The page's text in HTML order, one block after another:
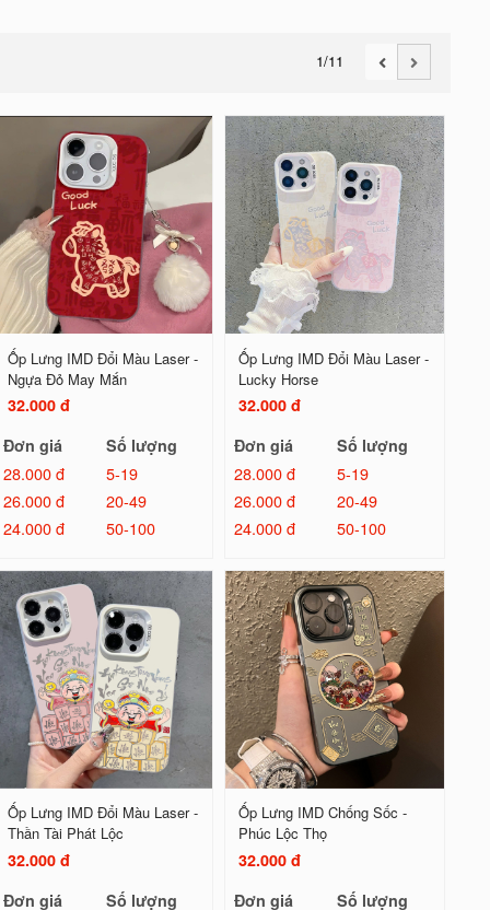
1/11
Ốp Lưng IMD Đổi Màu Laser -
Ngựa Đỏ May Mắn
32.000 đ
Đơn giá
Số lượng
28.000 đ
5-19
26.000 đ
20-49
24.000 đ
50-100
Ốp Lưng IMD Đổi Màu Laser -
Lucky Horse
32.000 đ
Đơn giá
Số lượng
28.000 đ
5-19
26.000 đ
20-49
24.000 đ
50-100
Ốp Lưng IMD Đổi Màu Laser -
Thần Tài Phát Lộc
32.000 đ
Đơn giá
Số lượng
Ốp Lưng IMD Chống Sốc -
Phúc Lộc Thọ
32.000 đ
Đơn giá
Số lượng